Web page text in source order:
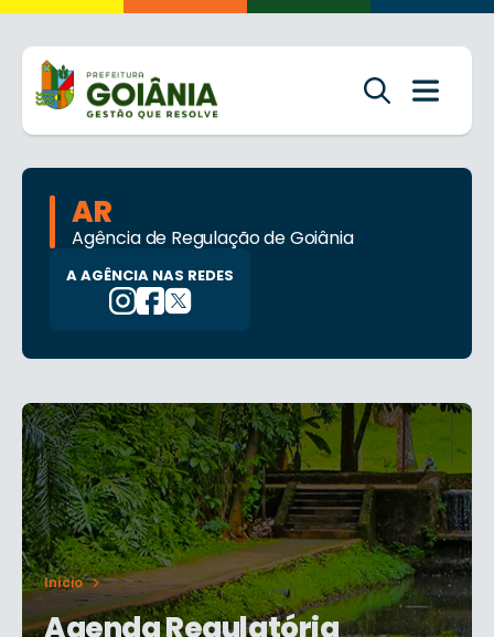
AR
Agência de Regulação de Goiânia
A AGÊNCIA NAS REDES
Início
Agenda Regulatória